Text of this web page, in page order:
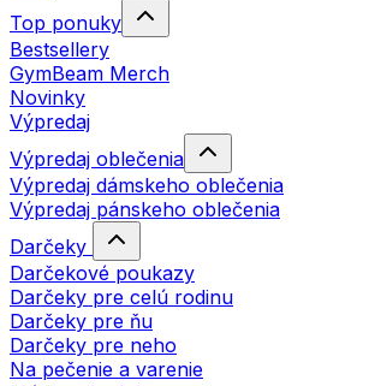
Top ponuky
Bestsellery
GymBeam Merch
Novinky
Výpredaj
Výpredaj oblečenia
Výpredaj dámskeho oblečenia
Výpredaj pánskeho oblečenia
Darčeky
Darčekové poukazy
Darčeky pre celú rodinu
Darčeky pre ňu
Darčeky pre neho
Na pečenie a varenie